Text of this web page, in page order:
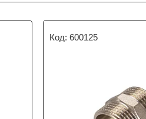
600125